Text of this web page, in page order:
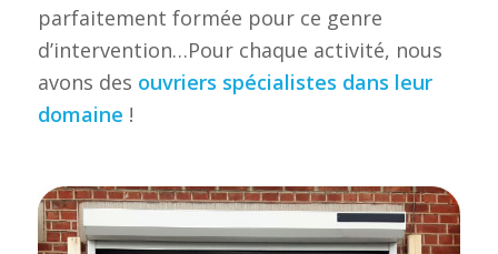
parfaitement formée pour ce genre
d’intervention…Pour chaque activité, nous
avons des ouvriers spécialistes dans leur
domaine !